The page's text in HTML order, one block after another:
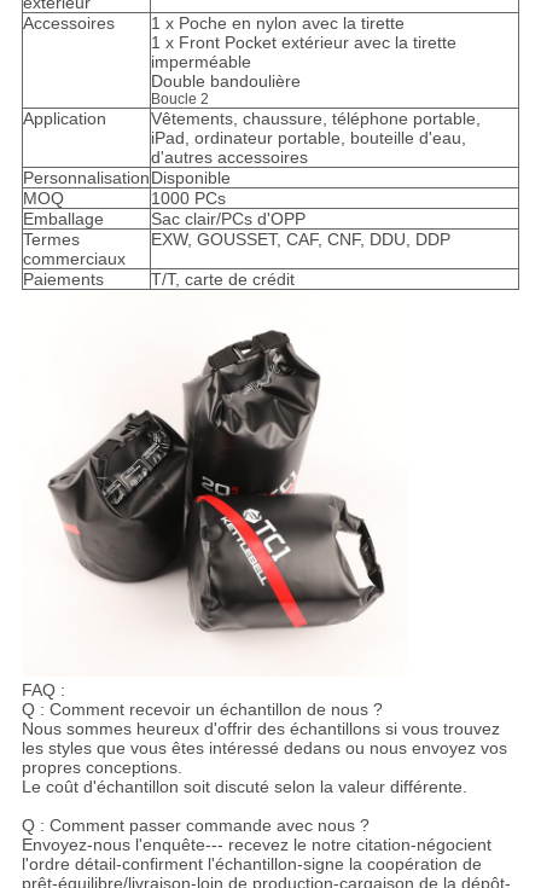
Accessoires
1 x Poche en nylon avec la tirette
1 x Front Pocket extérieur avec la tirette
imperméable
Double bandoulière
Boucle 2
Application
Vêtements, chaussure, téléphone portable,
iPad, ordinateur portable, bouteille d'eau,
d'autres accessoires
PersonnalisationDisponible
MOQ
1000 PCs
Emballage
Sac clair/PCs d'OPP
Termes
commerciaux
EXW, GOUSSET, CAF, CNF, DDU, DDP
Paiements T/T, carte de crédit
FAQ :
Q : Comment recevoir un échantillon de nous ?
Nous sommes heureux d'offrir des échantillons si vous trouvez
les styles que vous êtes intéressé dedans ou nous envoyez vos
propres conceptions.
Le coût d'échantillon soit discuté selon la valeur différente.
Q : Comment passer commande avec nous ?
Envoyez-nous l'enquête--- recevez le notre citation-négocient
l'ordre détail-confirment l'échantillon-signe la coopération de
prêt-équilibre/livraison-loin de production-cargaison de la dépôt-